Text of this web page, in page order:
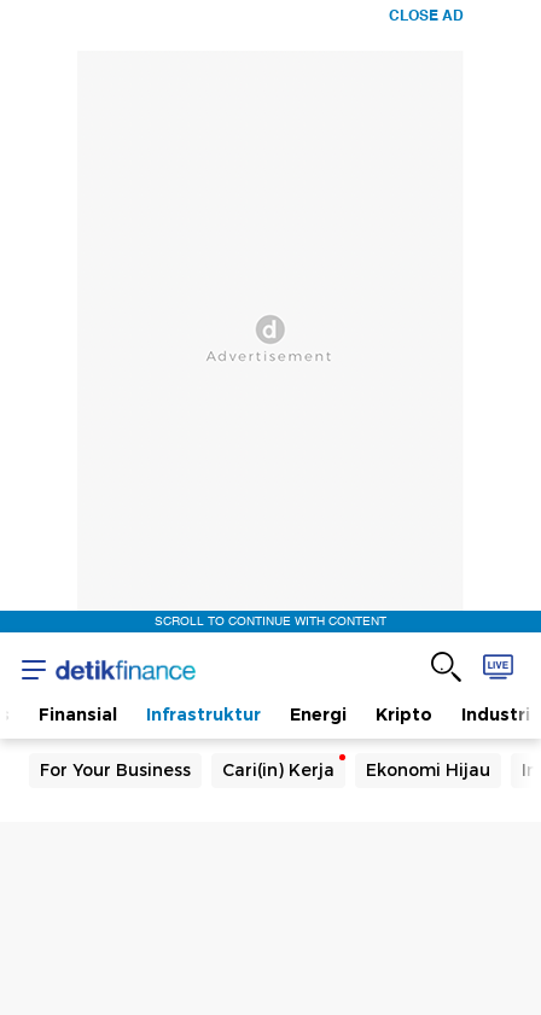
CLOSE AD
SCROLL TO CONTINUE WITH CONTENT
Finansial Infrastruktur Energi Kripto Industri
For Your Business Cari(in) Kerja Ekonomi Hijau